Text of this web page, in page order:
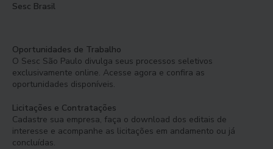
Sesc Brasil
Oportunidades de Trabalho
O Sesc São Paulo divulga seus processos seletivos
exclusivamente online. Acesse agora e confira as
oportunidades disponíveis.
Licitações e Contratações
Cadastre sua empresa, faça o download dos editais de
interesse e acompanhe as licitações em andamento ou já
concluídas.